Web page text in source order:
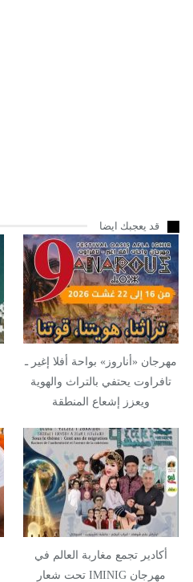
قد يعجبك ايضا
مهرجان «أناروز» بواحة أفلا إغير ـ
تافراوت يحتفي بالتراث والهوية
ويعزز إشعاع المنطقة
أكادير تجمع مغاربة العالم في
مهرجان IMINIG تحت شعار